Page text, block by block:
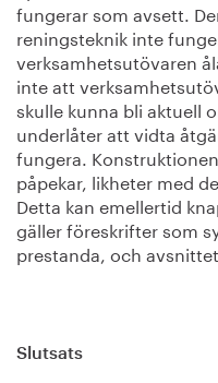
fungerar som avsett.
reningsteknik inte
verksamhetsutövaren
inte att
skulle kunna bli aktuell
underlåter att vidta
fungera.
påpekar, likheter med
Detta kan emellertid
gäller föreskrifter som
prestanda, och
Slutsats